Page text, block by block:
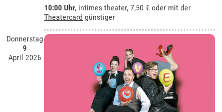
10:00 Uhr, intimes theater, 7,50 € oder mit der
Theatercard günstiger
Donnerstag
9
April 2026